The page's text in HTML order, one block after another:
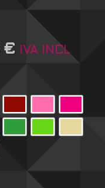
€ IVA INCL